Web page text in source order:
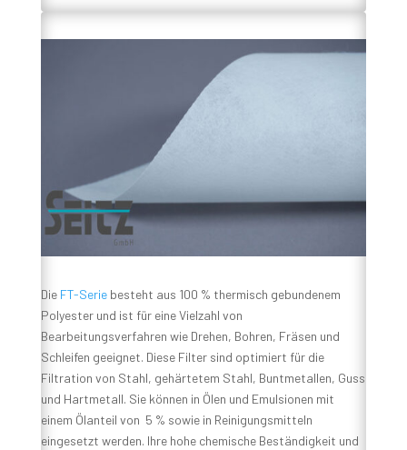
DieFT-Seriebesteht aus 100 % thermisch gebundenem
Polyester und ist für eine Vielzahl von
Bearbeitungsverfahren wie Drehen, Bohren, Fräsen und
Schleifen geeignet. Diese Filter sind optimiert für die
Filtration von Stahl, gehärtetem Stahl, Buntmetallen, Guss
und Hartmetall. Sie können in Ölen und Emulsionen mit
einem Ölanteil von 5 % sowie in Reinigungsmitteln
eingesetzt werden. Ihre hohe chemische Beständigkeit und